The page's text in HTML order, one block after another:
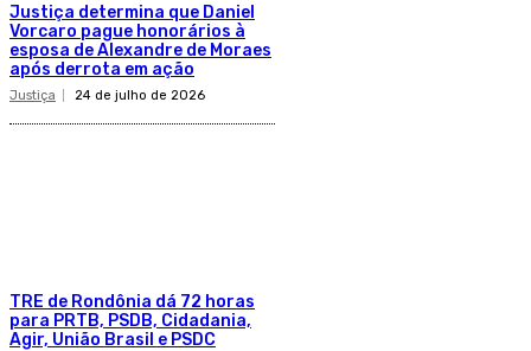
Justiça determina que Daniel
Vorcaro pague honorários à
esposa de Alexandre de Moraes
após derrota em ação
Justiça 24 de julho de 2026
TRE de Rondônia dá 72 horas
para PRTB, PSDB, Cidadania,
Agir, União Brasil e PSDC